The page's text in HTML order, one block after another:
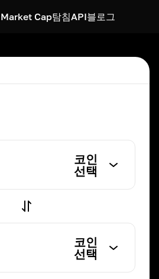
Market Cap탐침API블로그
코인
선택
코인
선택